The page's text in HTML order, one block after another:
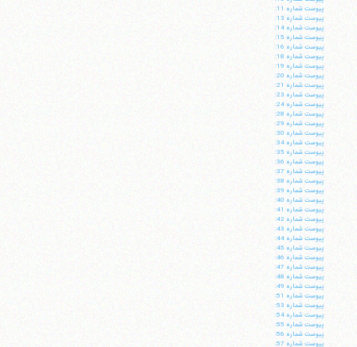
پيوست شماره 11:
پيوست شماره 13:
پيوست شماره 14:
پيوست شماره 15:
پيوست شماره 16:
پيوست شماره 18:
پيوست شماره 19:
پيوست شماره 20:
پيوست شماره 21:
پيوست شماره 23:
پيوست شماره 24:
پيوست شماره 28:
پيوست شماره 29:
پيوست شماره 30:
پيوست شماره 34:
پيوست شماره 35:
پيوست شماره 36:
پيوست شماره 37:
پيوست شماره 38:
پيوست شماره 39:
پيوست شماره 40:
پيوست شماره 41:
پيوست شماره 42:
پيوست شماره 43:
پيوست شماره 44:
پيوست شماره 45:
پيوست شماره 46:
پيوست شماره 47:
پيوست شماره 48:
پيوست شماره 49:
پيوست شماره 51:
پيوست شماره 53:
پيوست شماره 54:
پيوست شماره 55:
پيوست شماره 56:
پيوست شماره 57: